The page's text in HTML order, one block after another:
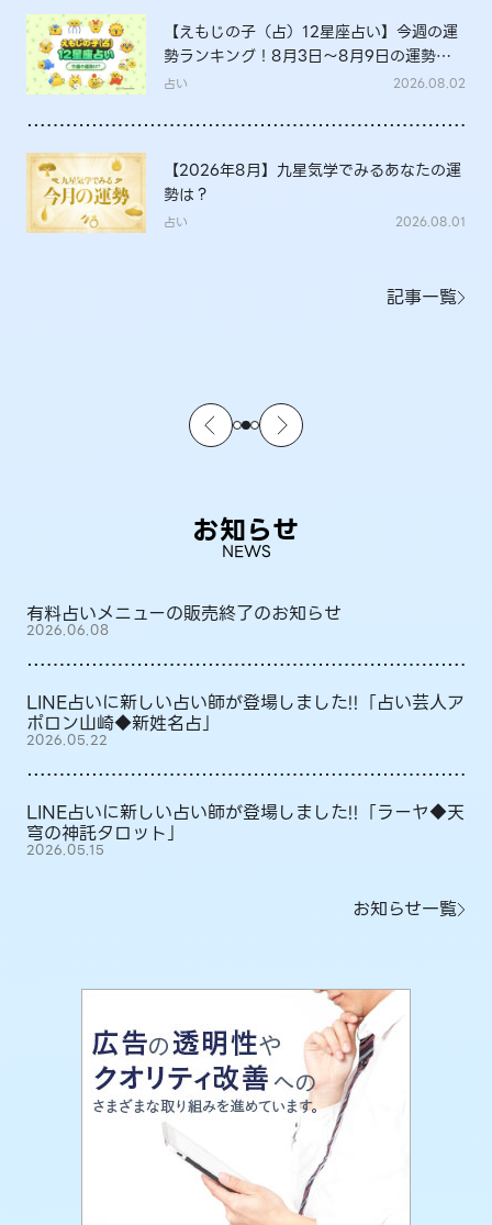
【えもじの子（占）12星座占い】今週の運
勢ランキング！8月3日～8月9日の運勢
は？
占い 2026.08.02
【2026年8月】九星気学でみるあなたの運
勢は？
占い 2026.08.01
記事一覧
お知らせ
NEWS
有料占いメニューの販売終了のお知らせ
2026.06.08
LINE占いに新しい占い師が登場しました!!「占い芸人ア
ポロン山崎◆新姓名占」
2026.05.22
LINE占いに新しい占い師が登場しました!!「ラーヤ◆天
穹の神託タロット」
2026.05.15
お知らせ一覧